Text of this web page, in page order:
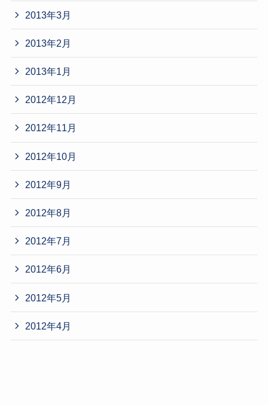
2013年3月
2013年2月
2013年1月
2012年12月
2012年11月
2012年10月
2012年9月
2012年8月
2012年7月
2012年6月
2012年5月
2012年4月